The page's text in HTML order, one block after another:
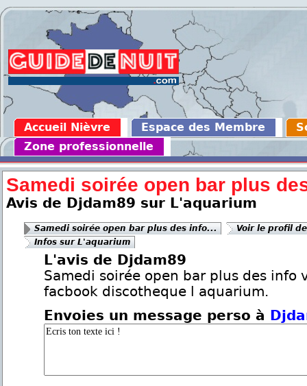
Accueil Nièvre Espace des Membre
Zone professionnelle
Samedi soirée open bar plus
Avis de Djdam89 sur L'aquarium
Samedi soirée open bar plus des info...
Voir le profil
Infos sur L'aquarium
L'avis de Djdam89
Samedi soirée open bar plus des info
facbook discotheque l aquarium.
Envoies un message perso à